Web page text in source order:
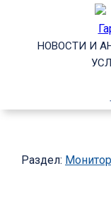
НОВОСТИ И
Раздел: